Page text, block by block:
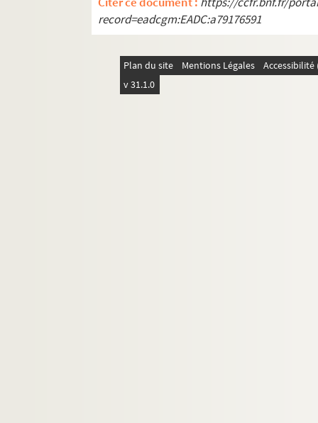
record=eadcgm:EADC:a79176591
Plan du site Mentions Légales
v 31.1.0